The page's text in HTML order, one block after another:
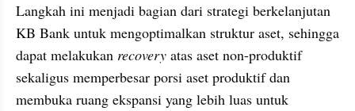
Langkah ini menjadi bagian dari strategi berkelanjutan
KB Bank untuk mengoptimalkan struktur aset, sehingga
dapat melakukan recovery atas aset non-produktif
sekaligus memperbesar porsi aset produktif dan
membuka ruang ekspansi yang lebih luas untuk